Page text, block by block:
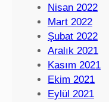
Nisan 2022
Mart 2022
Şubat 2022
Aralık 2021
Kasım 2021
Ekim 2021
Eylül 2021